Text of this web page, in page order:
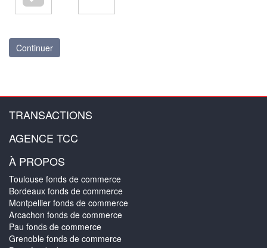
Continuer
TRANSACTIONS
AGENCE TCC
À PROPOS
Toulouse fonds de commerce
Bordeaux fonds de commerce
Montpellier fonds de commerce
Arcachon fonds de commerce
Pau fonds de commerce
Grenoble fonds de commerce